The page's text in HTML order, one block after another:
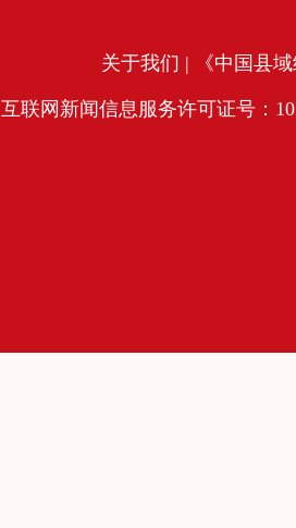
关于我们 | 《中国县
互联网新闻信息服务许可证号：